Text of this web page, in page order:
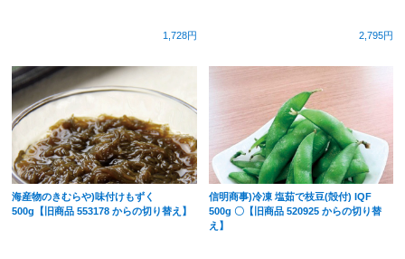
1,728円 2,795円
海産物のきむらや)味付けもずく
500g【旧商品 553178 からの切り替え】
信明商事)冷凍 塩茹で枝豆(殻付) IQF
500g 〇【旧商品 520925 からの切り替
え】